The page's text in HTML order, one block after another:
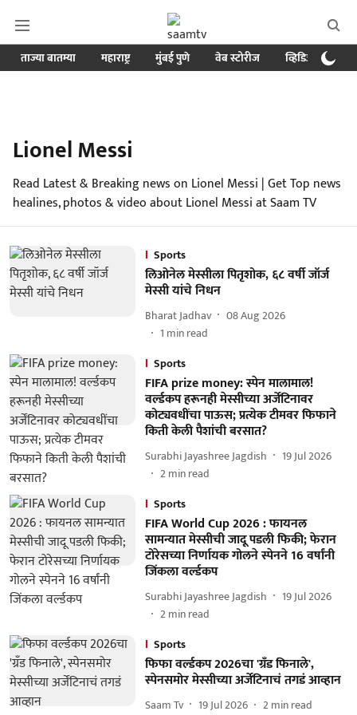
ताज्या बातम्या महाराष्ट्र मुंबई पुणे वेब स्टोरीज व्हिडिओ
Lionel Messi
Read Latest & Breaking news on Lionel Messi | Get Top news
healines, photos & video about Lionel Messi at Saam TV
Sports
लिओनेल मेस्सीला पितृशोक, ६८ वर्षी जॉर्ज
मेस्सी यांचे निधन
Bharat Jadhav
08 Aug 2026
1 min read
Sports
FIFA prize money: स्पेन मालामाल!
वर्ल्डकप हरूनही मेस्सीच्या अर्जेंटिनावर
कोट्यवधींचा पाऊस; प्रत्येक टीमवर फिफाने
किती केली पैशांची बरसात?
Surabhi Jayashree Jagdish
19 Jul 2026
2min read
Sports
FIFA World Cup 2026 : फायनल
सामन्यात मेस्सीची जादू पडली फिकी; फेरान
टोरेसच्या निर्णायक गोलने स्पेनने 16 वर्षांनी
जिंकला वर्ल्डकप
Surabhi Jayashree Jagdish
19 Jul 2026
2min read
Sports
फिफा वर्ल्डकप 2026चा 'ग्रँड फिनाले',
स्पेनसमोर मेस्सीच्या अर्जेंटिनाचं तगडं आव्हान
Saam Tv 19 Jul 2026 2min read